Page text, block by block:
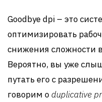
Goodbye dpi – это
оптимизировать
снижения сложности
Вероятно, вы уже
путать его с
говорим о duplicative